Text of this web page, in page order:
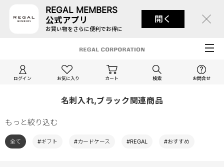
REGAL MEMBERS
公式アプリ
お買い物をさらに便利でお得に
開く
ログイン お気に入り カート 検索 お問合せ
名刺入れ,ブラック関連商品
もっと絞り込む
全て #ギフト #カードケース #REGAL #おすすめ